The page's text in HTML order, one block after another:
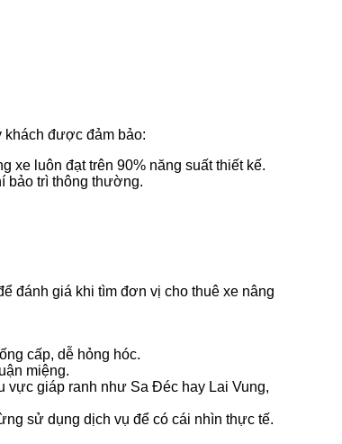
khách được đảm bảo:
xe luôn đạt trên 90% năng suất thiết kế.
bảo trì thông thường.
đánh giá khi tìm đơn vị cho thuê xe nâng
cấp, dễ hỏng hóc.
miệng.
vực giáp ranh như Sa Đéc hay Lai Vung,
sử dụng dịch vụ để có cái nhìn thực tế.